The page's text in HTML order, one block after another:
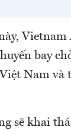
Vietnam
bay
Nam và
sẽ khai